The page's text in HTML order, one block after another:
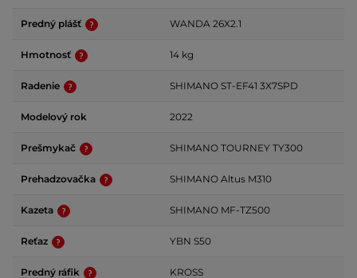
Predný plášť WANDA 26X2.1
Hmotnosť 14 kg
Radenie SHIMANO ST-EF41 3X7SPD
Modelový rok 2022
Prešmykač SHIMANO TOURNEY TY300
Prehadzovačka SHIMANO Altus M310
Kazeta SHIMANO MF-TZ500
Reťaz YBN S50
Predný ráfik KROSS